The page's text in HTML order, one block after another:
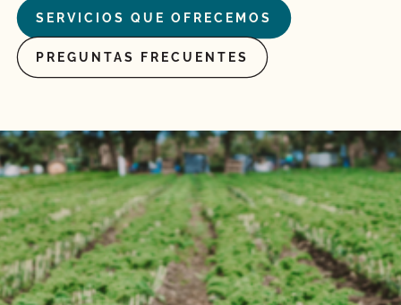
SERVICIOS QUE OFRECEMOS
PREGUNTAS FRECUENTES